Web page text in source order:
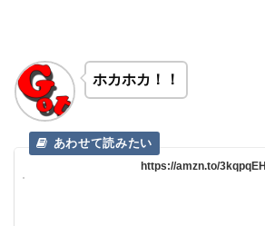
ホカホカ！！
https://amzn.to/3kqpqEH